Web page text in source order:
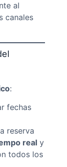
al
canales
:
fechas
reserva
real y
todos los